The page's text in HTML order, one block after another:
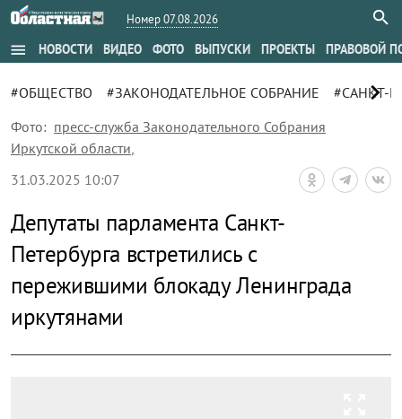
Номер 07.08.2026
menu НОВОСТИ ВИДЕО ФОТО ВЫПУСКИ ПРОЕКТЫ ПРАВОВОЙ
#ОБЩЕСТВО #ЗАКОНОДАТЕЛЬНОЕ СОБРАНИЕ #САНКТ-
chevron_right
Фото: пресс-служба Законодательного Собрания
Иркутской области,
31.03.2025 10:07
Депутаты парламента Санкт-
Петербурга встретились с
пережившими блокаду Ленинграда
иркутянами